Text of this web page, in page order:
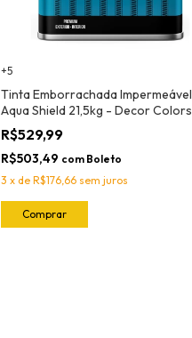
+5
Tinta Emborrachada Impermeável
Aqua Shield 21,5kg - Decor Colors
R$529,99
R$503,49 com Boleto
3 x de R$176,66 sem juros
Comprar